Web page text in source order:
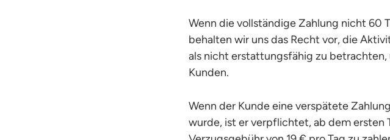
Wenn die vollständige Zahlung nicht 60
behalten wir uns das Recht vor, die
als nicht erstattungsfähig zu
Kunden.
Wenn der Kunde eine verspätete
wurde, ist er verpflichtet, ab dem ersten